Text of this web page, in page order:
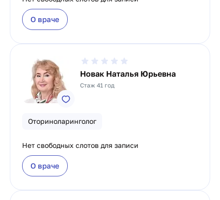
О враче
Новак Наталья Юрьевна
Стаж 41 год
Оториноларинголог
Нет свободных слотов для записи
О враче